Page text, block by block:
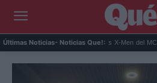
Últimas Noticias- Noticias Que!:
será Cíclope en los X-Men del MCU y Hea...